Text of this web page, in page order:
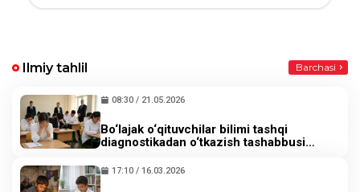
Ilmiy tahlil Barchasi
Bo‘lajak o‘qituvchilar bilimi tashqi
diagnostikadan o‘tkazish tashabbusi
08:30 / 21.05.2026
17:10 / 16.03.2026